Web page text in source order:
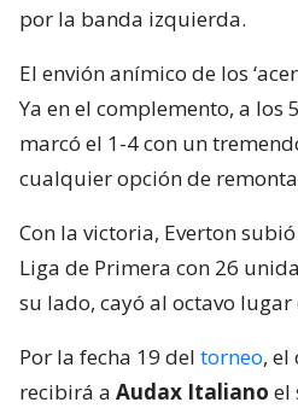
por la banda izquierda.
El envión anímico de los
Ya en el complemento, a los
marcó el 1-4 con un
cualquier opción de
Con la victoria, Everton
Liga de Primera con 26
su lado, cayó al octavo lugar
Por la fecha 19 del torneo, el
recibirá a Audax Italiano el